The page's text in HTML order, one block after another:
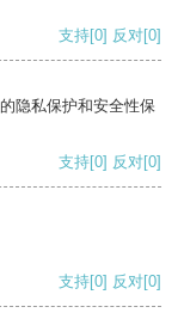
支持[0] 反对[0]
隐私保护和安全性保
支持[0] 反对[0]
支持[0] 反对[0]